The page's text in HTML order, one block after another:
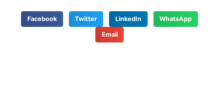
Facebook Twitter LinkedIn WhatsApp
Email